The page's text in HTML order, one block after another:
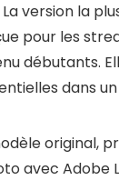
La version la
pour les
débutants.
dans
original,
avec Adobe